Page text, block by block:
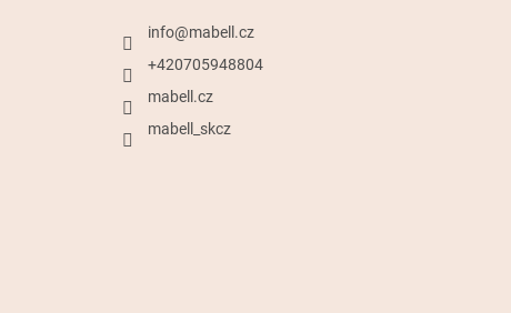
info@mabell.cz
+420705948804
mabell.cz
mabell_skcz